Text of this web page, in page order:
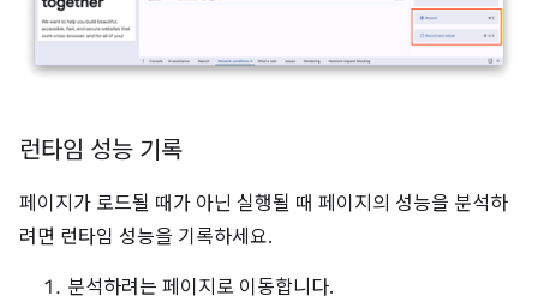
런타임 성능 기록
페이지가 로드될 때가 아닌 실행될 때 페이지의 성능을 분석하
려면 런타임 성능을 기록하세요.
분석하려는 페이지로 이동합니다.